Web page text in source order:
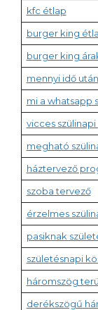
kfc étlap
burger king
burger king
mennyi idő
mi a whatsapp
vicces
megható
háztervező
szoba tervező
érzelmes
pasiknak
születésnapi
háromszög
derékszögű